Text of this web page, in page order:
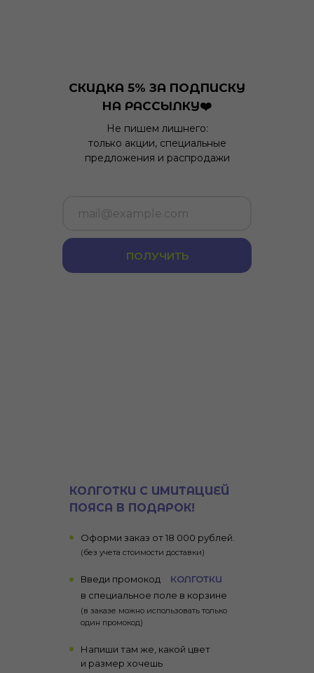
ПОЛУЧИТЬ
Не пишем лишнего:
только акции, специальные
предложения и распродажи
СКИДКА 5% ЗА ПОДПИСКУ
НА РАССЫЛКУ❤️
Оформи заказ от 18 000 рублей.
(без учета стоимости доставки)
(в заказе можно использовать только
один промокод)
КОЛГОТКИ С ИМИТАЦИЕЙ
ПОЯСА В ПОДАРОК!
в специальное поле в корзине
Введи промокод
Напиши там же, какой цвет
и размер хочешь
КОЛГОТКИ